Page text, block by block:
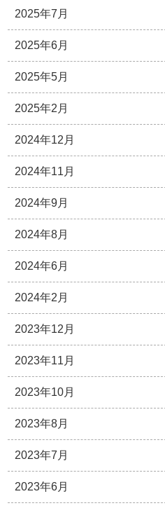
2025年7月
2025年6月
2025年5月
2025年2月
2024年12月
2024年11月
2024年9月
2024年8月
2024年6月
2024年2月
2023年12月
2023年11月
2023年10月
2023年8月
2023年7月
2023年6月